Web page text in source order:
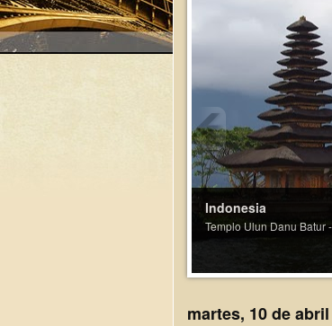
Indonesia
Templo Ulun Danu Batur
martes, 10 de